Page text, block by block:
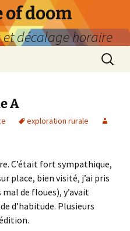
of doom
décalage horaire
A
exploration rurale
C’était fort sympathique,
place, bien visité, j’ai pris
de floues), y’avait
d’habitude. Plusieurs